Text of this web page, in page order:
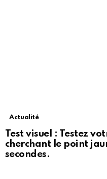
Actualité
Test visuel : Testez
cherchant le point
secondes.